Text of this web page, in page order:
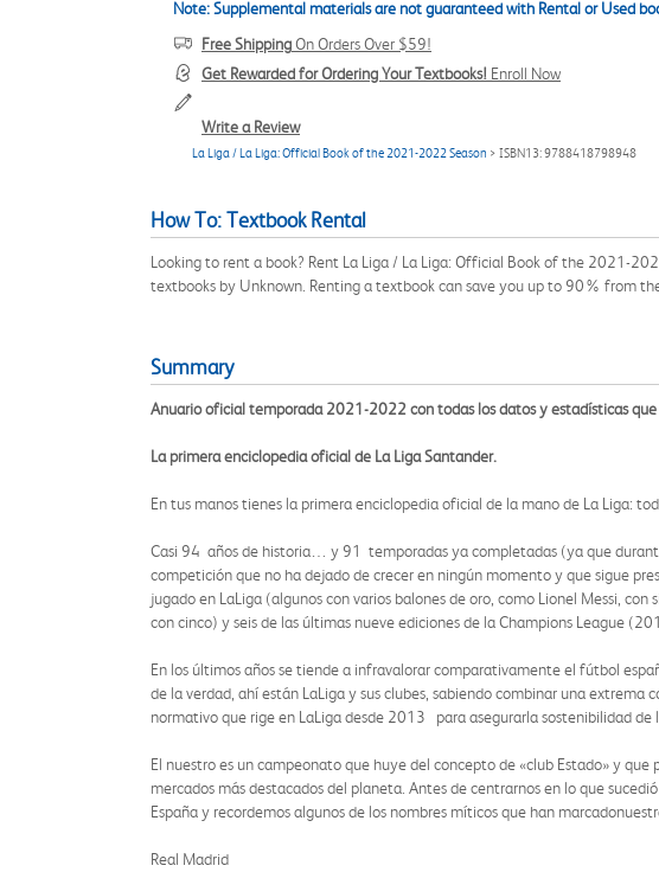
Note: Supplemental materials are not guaranteed with Rental or Used
Free ShippingOn Orders Over $59!
Get Rewarded for Ordering Your Textbooks! Enroll Now
Write a Review
La Liga / La Liga: Official Book of the 2021-2022 Season > ISBN13: 9788418798948
How To: Textbook Rental
Looking to rent a book? Rent La Liga / La Liga: Official Book of the 2021-
textbooks by Unknown. Renting a textbook can save you up to 90% from
Summary
Anuario oficial temporada 2021-2022 con todas los datos y estadísticas
La primera enciclopedia oficial de La Liga Santander.
En tus manos tienes la primera enciclopedia oficial de la mano de La Liga:
Casi 94 años de historia… y 91 temporadas ya completadas (ya que
competición que no ha dejado de crecer en ningún momento y que sigue
jugado en LaLiga (algunos con varios balones de oro, como Lionel Messi, con
con cinco) y seis de las últimas nueve ediciones de la Champions League
En los últimos años se tiende a infravalorar comparativamente el fútbol
de la verdad, ahí están LaLiga y sus clubes, sabiendo combinar una
normativo que rige en LaLiga desde 2013 para asegurarla sostenibilidad de
El nuestro es un campeonato que huye del concepto de «club Estado» y
mercados más destacados del planeta. Antes de centrarnos en lo que
España y recordemos algunos de los nombres míticos que han
Real Madrid